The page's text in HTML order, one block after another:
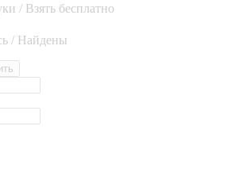
/ Взять бесплатно
/ Найдены